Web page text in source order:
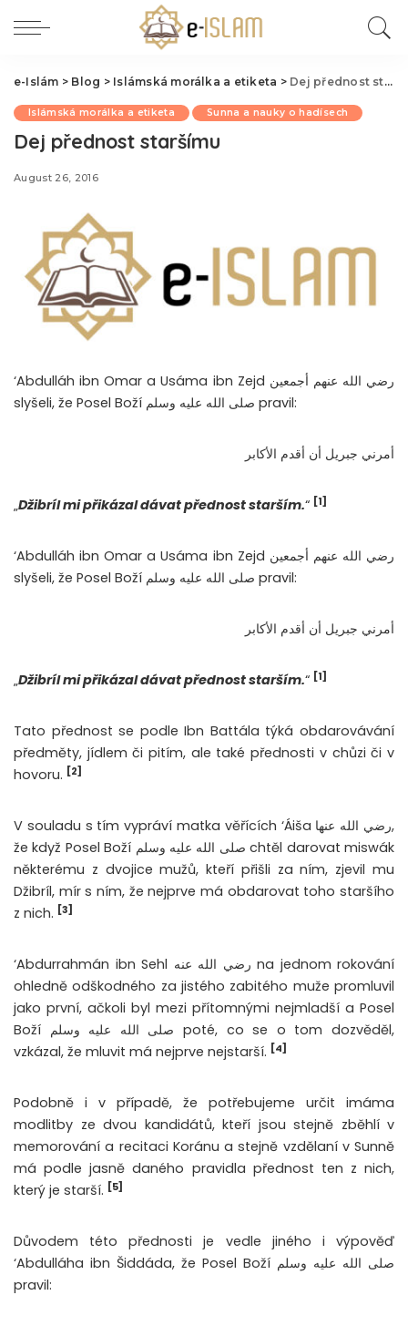
e-Islám > Blog > Islámská morálka a etiketa > Dej přednost staršímu
Islámská morálka a etiketa Sunna a nauky o hadísech
Dej přednost staršímu
August 26, 2016
‘Abdulláh ibn Omar a Usáma ibn Zejd رضي الله عنهم أجمعين
slyšeli, že Posel Boží صلى الله عليه وسلم pravil:
أمرني جبريل أن أقدم الأكابر
„Džibríl mi přikázal dávat přednost starším.“ [1]
‘Abdulláh ibn Omar a Usáma ibn Zejd رضي الله عنهم أجمعين
slyšeli, že Posel Boží صلى الله عليه وسلم pravil:
أمرني جبريل أن أقدم الأكابر
„Džibríl mi přikázal dávat přednost starším.“ [1]
Tato přednost se podle Ibn Battála týká obdarovávání
předměty, jídlem či pitím, ale také přednosti v chůzi či v
hovoru. [2]
V souladu s tím vypráví matka věřících ‘Áiša رضي الله عنها,
že když Posel Boží صلى الله عليه وسلم chtěl darovat miswák
některému z dvojice mužů, kteří přišli za ním, zjevil mu
Džibríl, mír s ním, že nejprve má obdarovat toho staršího
z nich. [3]
‘Abdurrahmán ibn Sehl رضي الله عنه na jednom rokování
ohledně odškodného za jistého zabitého muže promluvil
jako první, ačkoli byl mezi přítomnými nejmladší a Posel
Boží صلى الله عليه وسلم poté, co se o tom dozvěděl,
vzkázal, že mluvit má nejprve nejstarší. [4]
Podobně i v případě, že potřebujeme určit imáma
modlitby ze dvou kandidátů, kteří jsou stejně zběhlí v
memorování a recitaci Koránu a stejně vzdělaní v Sunně
má podle jasně daného pravidla přednost ten z nich,
který je starší. [5]
Důvodem této přednosti je vedle jiného i výpověď
‘Abdulláha ibn Šiddáda, že Posel Boží صلى الله عليه وسلم
pravil: